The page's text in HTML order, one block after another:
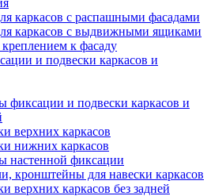
каркасов с распашными фасадами
каркасов с выдвижными ящиками
к фасаду
и подвески каркасов и
фиксации и подвески каркасов и
верхних каркасов
нижних каркасов
настенной фиксации
кронштейны для навески каркасов
верхних каркасов без задней